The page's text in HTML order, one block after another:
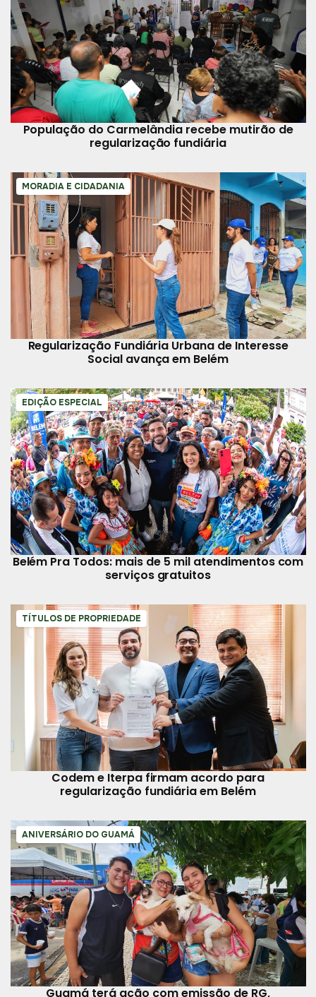
População do Carmelândia recebe mutirão de
regularização fundiária
MORADIA E CIDADANIA
Regularização Fundiária Urbana de Interesse
Social avança em Belém
EDIÇÃO ESPECIAL
Belém Pra Todos: mais de 5 mil atendimentos com
serviços gratuitos
TÍTULOS DE PROPRIEDADE
Codem e Iterpa firmam acordo para
regularização fundiária em Belém
ANIVERSÁRIO DO GUAMÁ
Guamá terá ação com emissão de RG,